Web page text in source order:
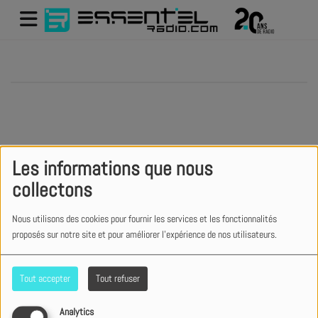
Les informations que nous
collectons
Nous utilisons des cookies pour fournir les services et les fonctionnalités
proposés sur notre site et pour améliorer l'expérience de nos utilisateurs.
Tout accepter Tout refuser
Analytics
404